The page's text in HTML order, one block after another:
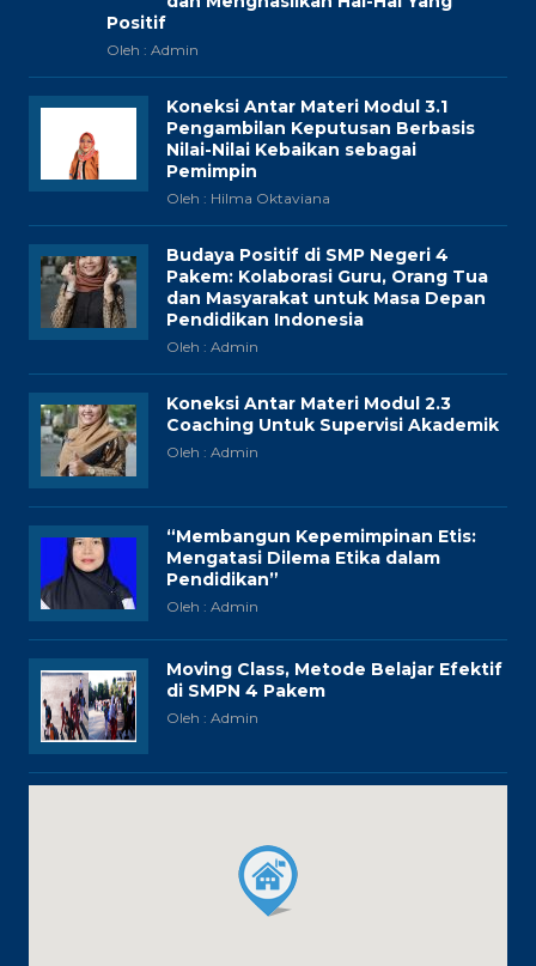
Positif
Oleh : Admin
Koneksi Antar Materi Modul 3.1
Pengambilan Keputusan Berbasis
Nilai-Nilai Kebaikan sebagai
Pemimpin
Oleh : Hilma Oktaviana
Budaya Positif di SMP Negeri 4
Pakem: Kolaborasi Guru, Orang Tua
dan Masyarakat untuk Masa Depan
Pendidikan Indonesia
Oleh : Admin
Koneksi Antar Materi Modul 2.3
Coaching Untuk Supervisi Akademik
Oleh : Admin
“Membangun Kepemimpinan Etis:
Mengatasi Dilema Etika dalam
Pendidikan”
Oleh : Admin
Moving Class, Metode Belajar Efektif
di SMPN 4 Pakem
Oleh : Admin